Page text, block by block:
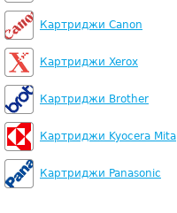
Картриджи Canon
Картриджи Xerox
Картриджи Brother
Картриджи Kyocera Mita
Картриджи Panasonic